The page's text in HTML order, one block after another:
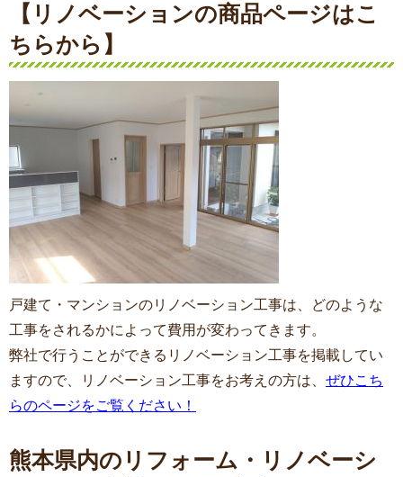
【リノベーションの商品ページはこ
ちらから】
戸建て・マンションのリノベーション工事は、どのような
工事をされるかによって費用が変わってきます。
弊社で行うことができるリノベーション工事を掲載してい
ますので、リノベーション工事をお考えの方は、 ぜひこち
らのページをご覧ください！
熊本県内のリフォーム・リノベーシ